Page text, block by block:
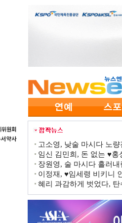
고소영, 낮술 마시다 노
임신 김민희, 돈 없는 ♥
장원영, 술 마시다 흘러
이정재, ♥임세령 비키니
혜리 과감하게 벗었다, 탄